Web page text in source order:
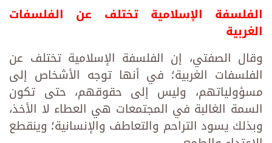
الفلسفة الإسلامية تختلف عن الفلسفات
الغربية
وقال الصفتي، إن الفلسفة الإسلامية تختلف عن
الفلسفات الغربية؛ في أنها توجه الأشخاص إلى
مسؤولياتهم، وليس إلى حقوقهم، حتى تكون
السمة الغالبة في المجتمعات هي العطاء لا الأخذ،
وبذلك يسود التراحم والتعاطف والإنسانية؛ وينقطع